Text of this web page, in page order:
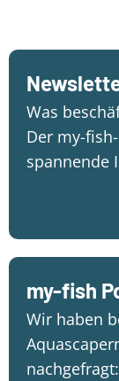
Was
Der my-
spannende
my-fish
Wir haben
nachgefragt: